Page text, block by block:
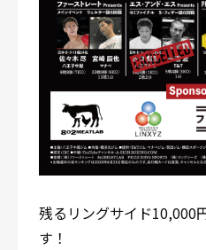
残るリングサイド10,000
す！